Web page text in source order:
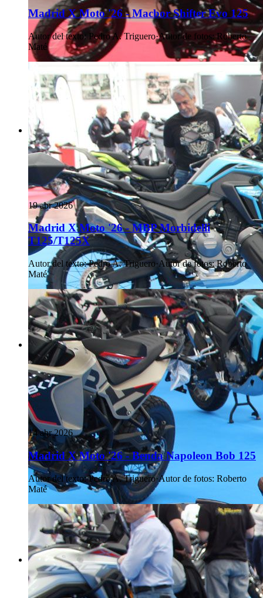
Madrid X Moto '26 - Macbor Shifter Evo 125
Autor del texto: Pedro A. Triguero·Autor de fotos: Roberto
Maté
19 abr 2026
Madrid X Moto '26 - MBP Morbidelli
T125/T125X
Autor del texto: Pedro A. Triguero·Autor de fotos: Roberto
Maté
14 abr 2026
Madrid X Moto '26 - Benda Napoleon Bob 125
Autor del texto: Pedro A. Triguero·Autor de fotos: Roberto
Maté